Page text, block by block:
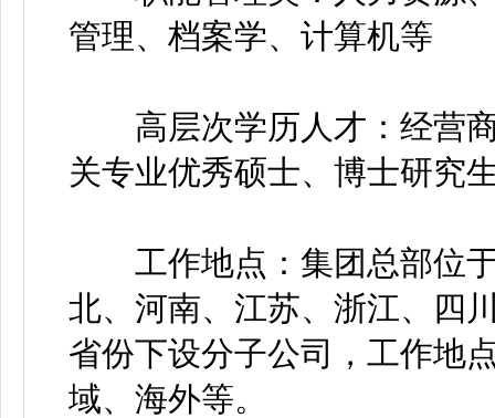
管理、档案学、计算机等
高层次学历人才：经营商
关专业优秀硕士、博士研究
工作地点：集团总部位于
北、河南、江苏、浙江、四
省份下设分子公司，工作地
域、海外等。